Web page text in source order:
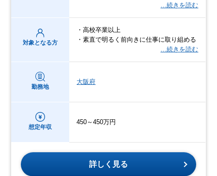
…続きを読む
対象となる方
・高校卒業以上
・素直で明るく前向きに仕事に取り組める
…続きを読む
勤務地
大阪府
想定年収
450～450万円
詳しく見る